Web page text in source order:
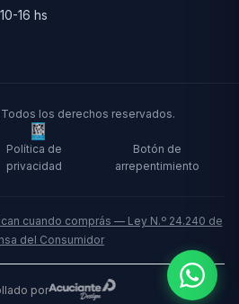
16 hs
los derechos reservados.
Política de
privacidad
Botón de
arrepentimiento
cuando comprás — Ley N.º 24.240 de
del Consumidor
por